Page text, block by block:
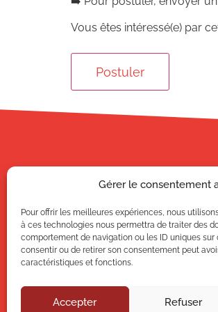
Gérer le consentement
Pour offrir les meilleures expériences, nous
à ces technologies nous permettra de traiter des
comportement de navigation ou les ID uniques sur
consentir ou de retirer son consentement peut
caractéristiques et fonctions.
Accepter Refuser
Vous êtes intéressé(e) par